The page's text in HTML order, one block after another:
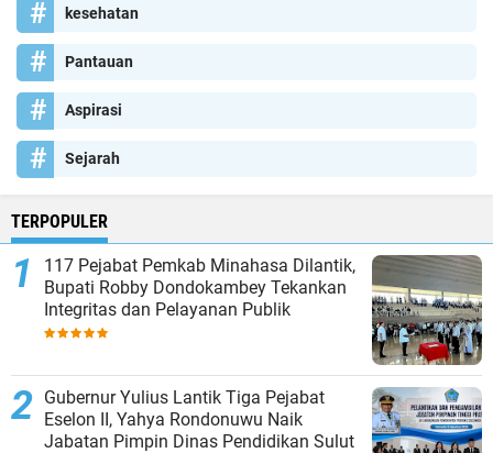
kesehatan
Pantauan
Aspirasi
Sejarah
TERPOPULER
117 Pejabat Pemkab Minahasa Dilantik,
Bupati Robby Dondokambey Tekankan
Integritas dan Pelayanan Publik
Gubernur Yulius Lantik Tiga Pejabat
Eselon II, Yahya Rondonuwu Naik
Jabatan Pimpin Dinas Pendidikan Sulut